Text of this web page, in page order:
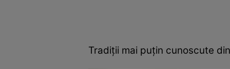
Tradiţii mai puţin cunoscute